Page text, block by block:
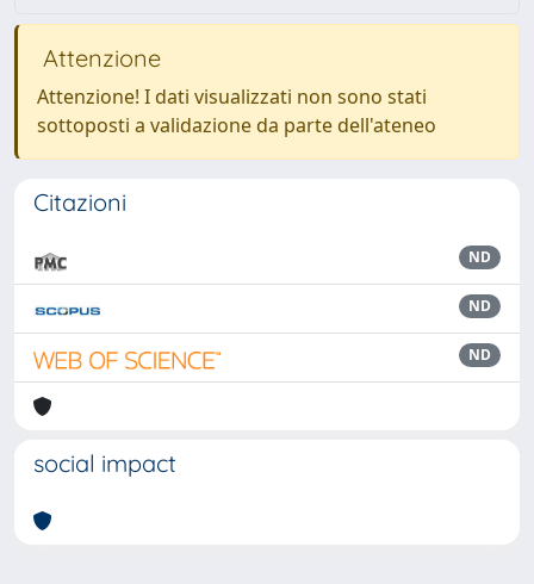
Attenzione
Attenzione! I dati visualizzati non sono stati
sottoposti a validazione da parte dell'ateneo
Citazioni
ND
ND
ND
social impact